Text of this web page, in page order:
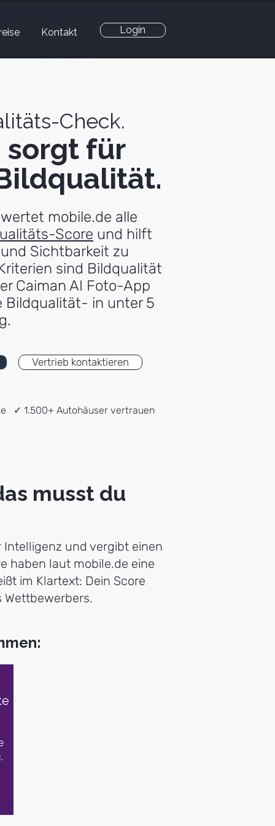
Kontakt Login
Check.
sorgt für
mobile.de alle
Score und hilft
Sichtbarkeit zu
sind Bildqualität
Caiman AI Foto-App
Bildqualität- in unter 5
Vertrieb kontaktieren
✓ 1.500+ Autohäuser vertrauen
musst du
und vergibt einen
haben laut mobile.de eine
im Klartext: Dein Score
Wettbewerbers.